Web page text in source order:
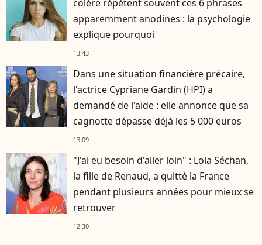
colère répètent souvent ces 6 phrases
apparemment anodines : la psychologie
explique pourquoi
13:43
Dans une situation financière précaire,
l'actrice Cypriane Gardin (HPI) a
demandé de l'aide : elle annonce que sa
cagnotte dépasse déjà les 5 000 euros
13:09
"J'ai eu besoin d'aller loin" : Lola Séchan,
la fille de Renaud, a quitté la France
pendant plusieurs années pour mieux se
retrouver
12:30